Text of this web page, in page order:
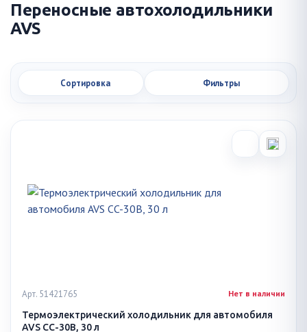
Переносные автохолодильники
AVS
Сортировка Фильтры
Арт. 51421765 Нет в наличии
Термоэлектрический холодильник для автомобиля
AVS CC-30B, 30 л